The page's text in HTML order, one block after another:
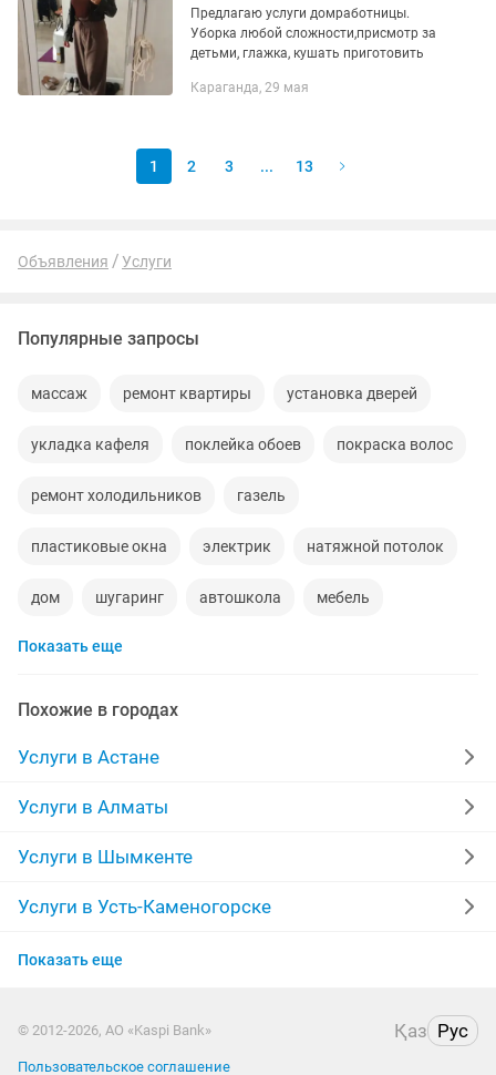
Предлагаю услуги домработницы.
Уборка любой сложности,присмотр за
детьми, глажка, кушать приготовить
Караганда, 29 мая
1 2 3 ... 13
Объявления Услуги
Популярные запросы
массаж ремонт квартиры установка дверей
укладка кафеля поклейка обоев покраска волос
ремонт холодильников газель
пластиковые окна электрик натяжной потолок
дом шугаринг автошкола мебель
сантехник
уколы на дому
москитные сетки
ремонт стиральных машин
грузоперевозки газель курсы массажа
манипулятор
Показать еще
Похожие в городах
Услуги в Астане
Услуги в Алматы
Услуги в Шымкенте
Услуги в Усть-Каменогорске
Услуги в Актобе
Услуги в Таразе
Показать еще
© 2012-2026, АО «Kaspi Bank» Қаз Рус
Пользовательское соглашение